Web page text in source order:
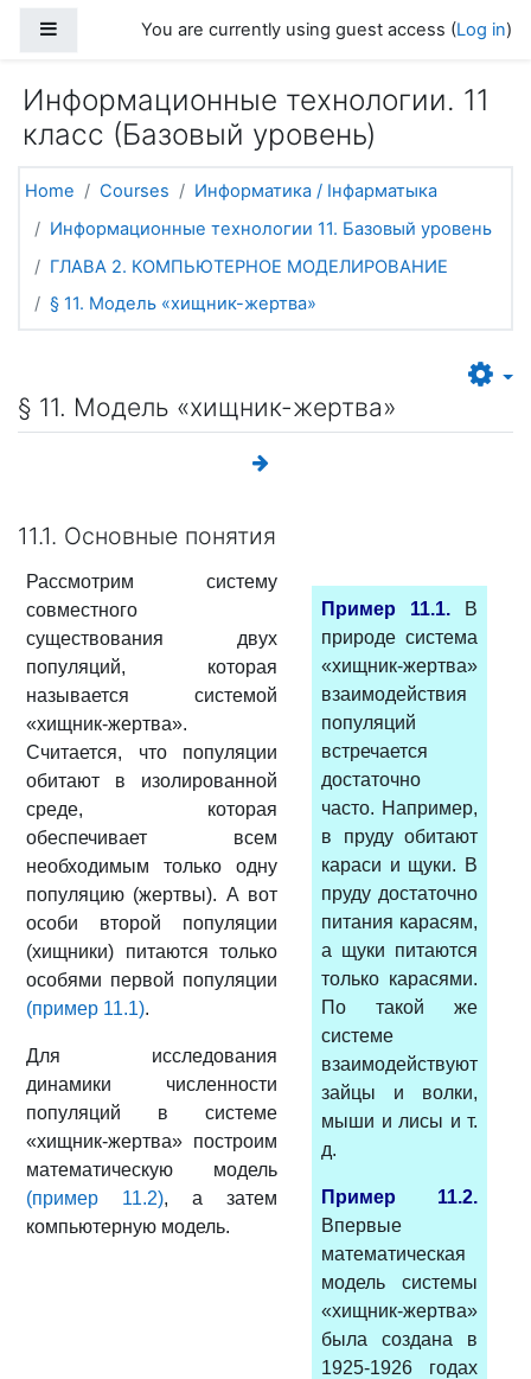
Side panelYou are currently using guest access (Log in)
Информационные технологии. 11
класс (Базовый уровень)
Home Courses
Информатика / Інфарматыка
Информационные технологии 11. Базовый уровень
ГЛАВА 2. КОМПЬЮТЕРНОЕ МОДЕЛИРОВАНИЕ
§ 11. Модель «хищник-жертва»
§ 11. Модель «хищник-жертва»
11.1. Основные понятия
Рассмотрим систему
совместного
существования двух
популяций, которая
называется системой
«хищник-жертва».
Считается, что популяции
обитают в изолированной
среде, которая
обеспечивает всем
необходимым только одну
популяцию (жертвы). А вот
особи второй популяции
(хищники) питаются только
особями первой популяции
(пример 11.1).
Для исследования
динамики численности
популяций в системе
«хищник-жертва» построим
математическую модель
(пример 11.2), а затем
компьютерную модель.
Пример 11.1. В
природе система
«хищник-жертва»
взаимодействия
популяций
встречается
достаточно
часто. Например,
в пруду обитают
караси и щуки. В
пруду достаточно
питания карасям,
а щуки питаются
только карасями.
По такой же
системе
взаимодействуют
зайцы и волки,
мыши и лисы и т.
д.
Пример 11.2.
Впервые
математическая
модель системы
«хищник-жертва»
была создана в
1925-1926 годах